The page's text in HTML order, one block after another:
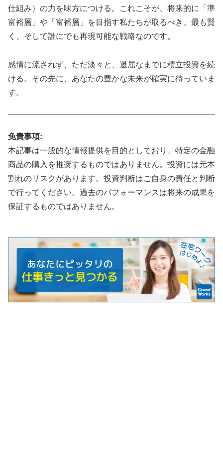
仕組み）の力を味方につける。これこそが、将来的に「準
富裕層」や「富裕層」を目指す私たちが取るべき、最も賢
く、そして誰にでも再現可能な戦略なのです。
感情に流されず、ただ淡々と、退屈なまでに積立投資を続
ける。その先に、あなたの豊かな未来が確実に待っていま
す。
免責事項:
本記事は一般的な情報提供を目的としており、特定の金融
商品の購入を推奨するものではありません。投資には元本
割れのリスクがあります。投資判断はご自身の責任と判断
で行ってください。過去のパフォーマンスは将来の成果を
保証するものではありません。